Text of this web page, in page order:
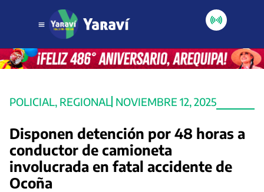
POLICIAL, REGIONAL NOVIEMBRE 12, 2025
Disponen detención por 48 horas a
conductor de camioneta
involucrada en fatal accidente de
Ocoña